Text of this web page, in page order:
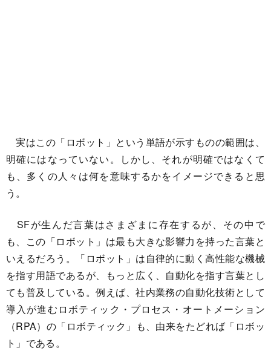
実はこの「ロボット」という単語が示すものの範囲は、
明確にはなっていない。しかし、それが明確ではなくて
も、多くの人々は何を意味するかをイメージできると思
う。
SFが生んだ言葉はさまざまに存在するが、その中で
も、この「ロボット」は最も大きな影響力を持った言葉と
いえるだろう。「ロボット」は自律的に動く高性能な機械
を指す用語であるが、もっと広く、自動化を指す言葉とし
ても普及している。例えば、社内業務の自動化技術として
導入が進むロボティック・プロセス・オートメーション
（RPA）の「ロボティック」も、由来をたどれば「ロボッ
ト」である。